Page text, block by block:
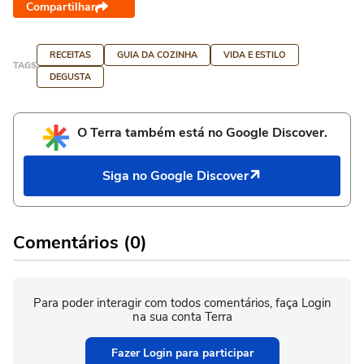
Compartilhar
TAGS
RECEITAS GUIA DA COZINHA
VIDA E ESTILO
DEGUSTA
O Terra também está no Google Discover.
Siga no Google Discover
Comentários (0)
Para poder interagir com todos comentários, faça Login
na sua conta Terra
Fazer Login para participar